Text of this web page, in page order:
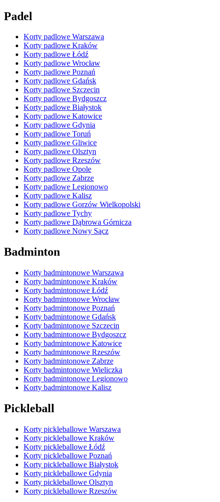
Padel
Korty padlowe Warszawa
Korty padlowe Kraków
Korty padlowe Łódź
Korty padlowe Wrocław
Korty padlowe Poznań
Korty padlowe Gdańsk
Korty padlowe Szczecin
Korty padlowe Bydgoszcz
Korty padlowe Białystok
Korty padlowe Katowice
Korty padlowe Gdynia
Korty padlowe Toruń
Korty padlowe Gliwice
Korty padlowe Olsztyn
Korty padlowe Rzeszów
Korty padlowe Opole
Korty padlowe Zabrze
Korty padlowe Legionowo
Korty padlowe Kalisz
Korty padlowe Gorzów Wielkopolski
Korty padlowe Tychy
Korty padlowe Dąbrowa Górnicza
Korty padlowe Nowy Sącz
Badminton
Korty badmintonowe Warszawa
Korty badmintonowe Kraków
Korty badmintonowe Łódź
Korty badmintonowe Wrocław
Korty badmintonowe Poznań
Korty badmintonowe Gdańsk
Korty badmintonowe Szczecin
Korty badmintonowe Bydgoszcz
Korty badmintonowe Katowice
Korty badmintonowe Rzeszów
Korty badmintonowe Zabrze
Korty badmintonowe Wieliczka
Korty badmintonowe Legionowo
Korty badmintonowe Kalisz
Pickleball
Korty pickleballowe Warszawa
Korty pickleballowe Kraków
Korty pickleballowe Łódź
Korty pickleballowe Poznań
Korty pickleballowe Białystok
Korty pickleballowe Gdynia
Korty pickleballowe Olsztyn
Korty pickleballowe Rzeszów